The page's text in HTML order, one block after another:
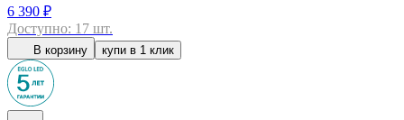
6 390 ₽
Доступно: 17 шт.
В корзину купи в 1 клик